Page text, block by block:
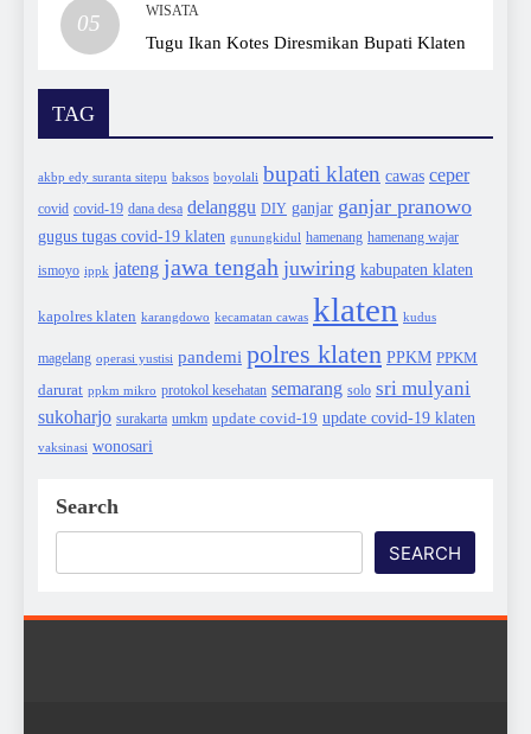
05
WISATA
Tugu Ikan Kotes Diresmikan Bupati Klaten
TAG
akbp edy suranta sitepu baksos boyolali bupati klaten cawas ceper
covid covid-19 dana desa delanggu DIY ganjar ganjar pranowo
gugus tugas covid-19 klaten gunungkidul hamenang hamenang wajar
ismoyo ippk jateng jawa tengah juwiring kabupaten klaten
kapolres klaten karangdowo kecamatan cawas klaten kudus
magelang operasi yustisi pandemi polres klaten PPKM PPKM
darurat ppkm mikro protokol kesehatan semarang solo sri mulyani
sukoharjo surakarta umkm update covid-19 update covid-19 klaten
vaksinasi wonosari
Search
SEARCH